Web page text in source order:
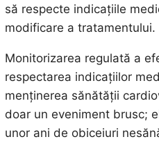
să respecte indicațiile
modificare a tratamentului.
Monitorizarea regulată a
respectarea indicațiilor
menținerea sănătății
doar un eveniment brusc;
unor ani de obiceiuri